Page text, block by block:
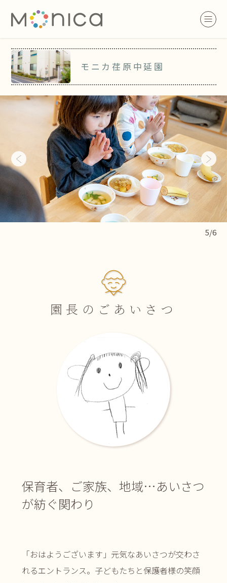
モニカ荏原中延園
Previous Next
5/6
園長のごあいさつ
保育者、ご家族、地域…あいさつ
が紡ぐ関わり
「おはようございます」元気なあいさつが交わさ
れるエントランス。子どもたちと保護者様の笑顔